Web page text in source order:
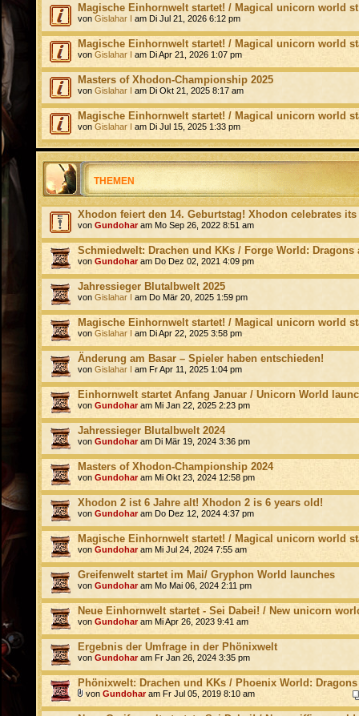
Magische Einhornwelt startet! / Magical unicorn world st
von Gislahar I am Di Jul 21, 2026 6:12 pm
Magische Einhornwelt startet! / Magical unicorn world
von Gislahar I am Di Apr 21, 2026 1:07 pm
Masters of Xhodon-Championship 2025
von Gislahar I am Di Okt 21, 2025 8:17 am
Magische Einhornwelt startet! / Magical unicorn world
von Gislahar I am Di Jul 15, 2025 1:33 pm
THEMEN
Xhodon feiert den 14. Geburtstag! Xhodon celebrates its
von Gundoharam Mo Sep 26, 2022 8:51 am
Schmiedwelt: Drachen und KKs / Forge World: Dragons
von Gundohar am Do Dez 02, 2021 4:09 pm
Jahressieger Blutalbwelt 2025
von Gislahar I am Do Mär 20, 2025 1:59 pm
Magische Einhornwelt startet! / Magical unicorn world
von Gislahar I am Di Apr 22, 2025 3:58 pm
Änderung am Basar – Spieler haben entschieden!
von Gislahar I am Fr Apr 11, 2025 1:04 pm
Einhornwelt startet Anfang Januar / Unicorn World
von Gundohar am Mi Jan 22, 2025 2:23 pm
Jahressieger Blutalbwelt 2024
von Gundoharam Di Mär 19, 2024 3:36 pm
Masters of Xhodon-Championship 2024
von Gundohar am Mi Okt 23, 2024 12:58 pm
Xhodon 2 ist 6 Jahre alt! Xhodon 2 is 6 years old!
von Gundoharam Do Dez 12, 2024 4:37 pm
Magische Einhornwelt startet! / Magical unicorn world
von Gundohar am Mi Jul 24, 2024 7:55 am
Greifenwelt startet im Mai/ Gryphon World launches
von Gundoharam Mo Mai 06, 2024 2:11 pm
Neue Einhornwelt startet - Sei Dabei! / New unicorn
von Gundohar am Mi Apr 26, 2023 9:41 am
Ergebnis der Umfrage in der Phönixwelt
von Gundoharam Fr Jan 26, 2024 3:35 pm
Phönixwelt: Drachen und KKs / Phoenix World: Dragons
von Gundoharam Fr Jul 05, 2019 8:10 am